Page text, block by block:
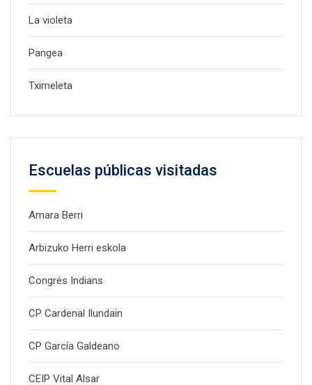
La violeta
Pangea
Tximeleta
Escuelas públicas visitadas
Amara Berri
Arbizuko Herri eskola
Congrés Indians
CP Cardenal Ilundain
CP García Galdeano
CEIP Vital Alsar